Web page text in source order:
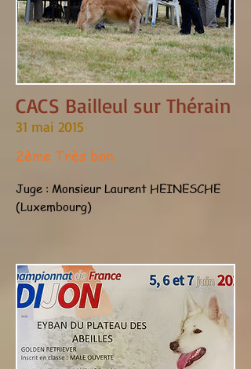
CACS Bailleul sur Thérain
31 mai 2015
2ème Très bon
Juge : Monsieur Laurent HEINESCHE
(Luxembourg)